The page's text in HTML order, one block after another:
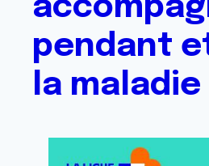
pendant
la maladie